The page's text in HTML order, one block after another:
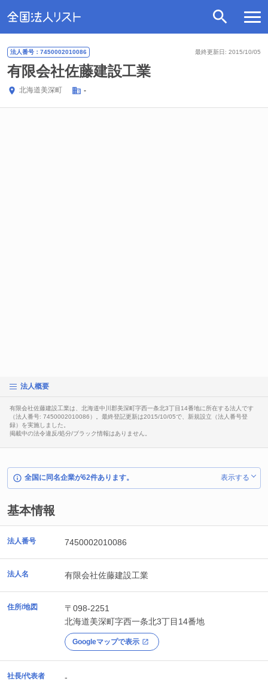
最終更新日: 2015/10/05
法人番号：7450002010086
有限会社佐藤建設工業
北海道美深町 -
法人概要
有限会社佐藤建設工業は、北海道中川郡美深町字西一条北3丁目14番地に所在する法人です
（法人番号: 7450002010086）。最終登記更新は2015/10/05で、新規設立（法人番号登
録）を実施しました。
掲載中の法令違反/処分/ブラック情報はありません。
全国に同名企業が62件あります。 表示する
基本情報
法人番号 7450002010086
法人名 有限会社佐藤建設工業
住所/地図
〒098-2251
北海道美深町字西一条北3丁目14番地
Googleマップで表示
社長/代表者 -